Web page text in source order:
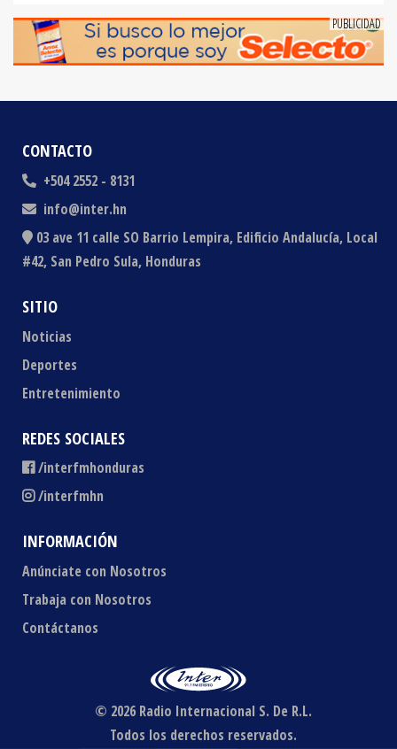
CONTACTO
+504 2552 - 8131
info@inter.hn
03 ave 11 calle SO Barrio Lempira, Edificio Andalucía, Local
#42, San Pedro Sula, Honduras
SITIO
Noticias
Deportes
Entretenimiento
REDES SOCIALES
/interfmhonduras
/interfmhn
INFORMACIÓN
Anúnciate con Nosotros
Trabaja con Nosotros
Contáctanos
© 2026 Radio Internacional S. De R.L.
Todos los derechos reservados.